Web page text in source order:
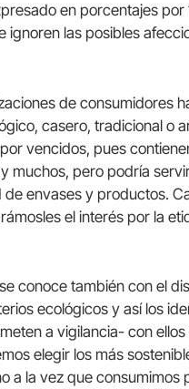
en porcentajes
las posibles
de consumidores
casero, tradicional o
vencidos, pues
muchos, pero podría
envases y productos.
el interés por la
conoce también con el
ecológicos y así los
a vigilancia- con
elegir los más
a la vez que consumimos